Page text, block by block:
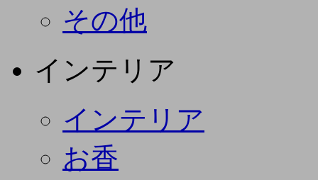
その他
インテリア
インテリア
お香